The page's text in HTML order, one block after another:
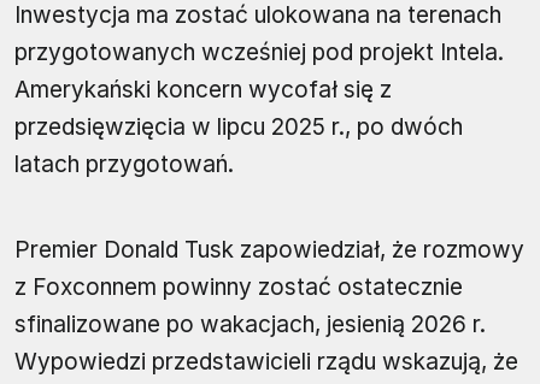
Inwestycja ma zostać ulokowana na terenach
przygotowanych wcześniej pod projekt Intela.
Amerykański koncern wycofał się z
przedsięwzięcia w lipcu 2025 r., po dwóch
latach przygotowań.
Premier Donald Tusk zapowiedział, że rozmowy
z Foxconnem powinny zostać ostatecznie
sfinalizowane po wakacjach, jesienią 2026 r.
Wypowiedzi przedstawicieli rządu wskazują, że